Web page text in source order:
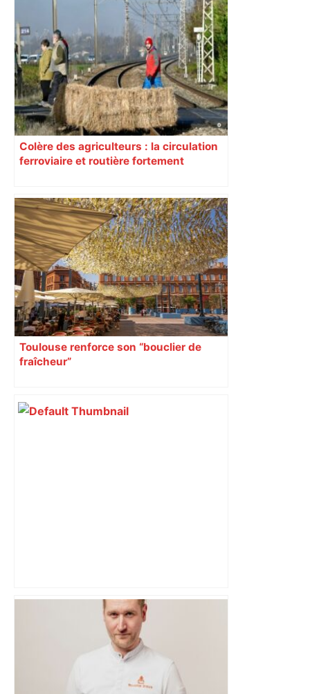
Colère des agriculteurs : la circulation
ferroviaire et routière fortement
Toulouse renforce son “bouclier de
fraîcheur”
Toulouse. Un incendie se déclare dans
un bâtiment désaffecté : une
cinquantaine de migrants évacuée –